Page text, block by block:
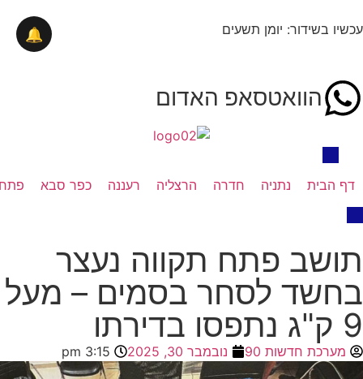
עכשיו בשידור: יומן תשעים
הוואטסאפ האדום
דף הבית נתניה חדרה הרצליה רעננה כפר סבא
תושב פתח תקווה נעצר
בחשד לסחר בסמים – מעל
9 ק"ג נתפסו בדירתו
מערכת חדשות 90 נובמבר 30, 2025 3:15 pm
🔔